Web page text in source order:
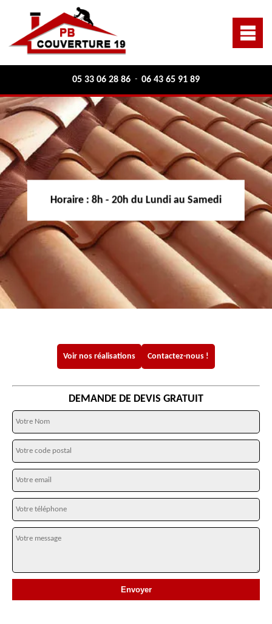
05 33 06 28 86 - 06 43 65 91 89
Horaire : 8h - 20h du Lundi au Samedi
Voir nos réalisations Contactez-nous !
DEMANDE DE DEVIS GRATUIT